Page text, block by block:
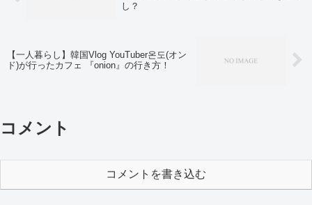
し？
【一人暮らし】韓国Vlog YouTuber온도(オン
ド)が行ったカフェ 『onion』の行き方！
コメント
コメントを書き込む